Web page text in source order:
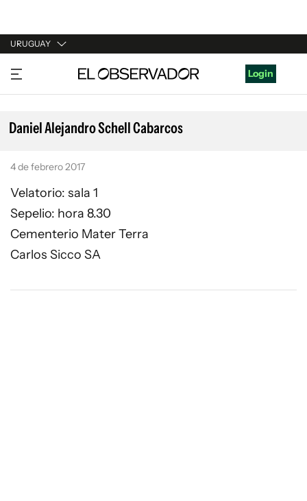
URUGUAY
URUGUAY
ARGENTINA
ESPAÑA
Login
Daniel Alejandro Schell Cabarcos
4 de febrero 2017
Velatorio: sala 1
Sepelio: hora 8.30
Cementerio Mater Terra
Carlos Sicco SA